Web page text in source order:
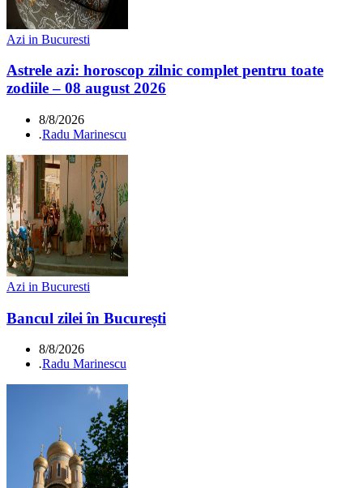
Azi in Bucuresti
Astrele azi: horoscop zilnic complet pentru toate
zodiile – 08 august 2026
8/8/2026
.Radu Marinescu
Azi in Bucuresti
Bancul zilei în București
8/8/2026
.Radu Marinescu